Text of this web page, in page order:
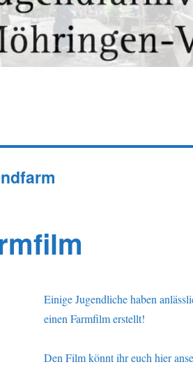
Einige Jugendliche haben
einen Farmfilm erstellt!
Den Film könnt ihr euch hier